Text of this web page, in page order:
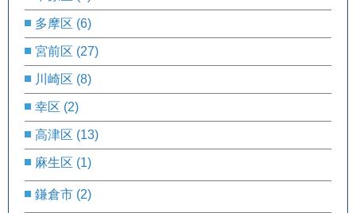
多摩区 (6)
宮前区 (27)
川崎区 (8)
幸区 (2)
高津区 (13)
麻生区 (1)
鎌倉市 (2)